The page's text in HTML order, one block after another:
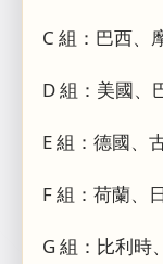
C 組：巴西、
D 組：美國、
E 組：德國、
F 組：荷蘭、
G 組：比利時